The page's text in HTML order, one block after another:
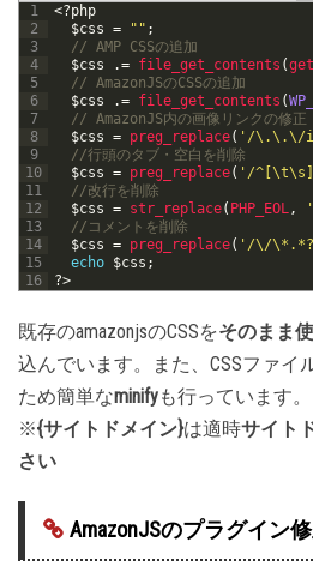
1
2
3
4
5
6
7
8
9
10
11
12
13
14
15
16
<?php
$css = "" ;
// AMP CSSの追加
$css
.= file_get_contents (
// AmazonJSのCSSの追加
$css
.= file_get_contents (
// AmazonJS内の画像リンクの修正
$css = preg_replace( '/\.\.\/
//行頭のタブ・空白を削除
$css = preg_replace( '/
//改行を削除
$css = str_replace( PHP_EOL ,
//コメントを削除
$css = preg_replace( '/\/
echo $css ;
?>
既存のamazonjsのCSSをそのまま
込んでいます。また、CSSファイ
ため簡単なminifyも行っています。
※{サイトドメイン}は適時サイト
さい
AmazonJSのプラグイン